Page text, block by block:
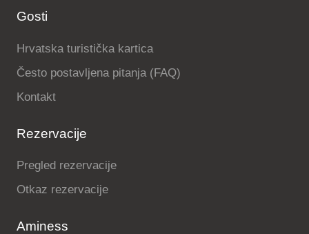
Gosti
Hrvatska turistička kartica
Često postavljena pitanja (FAQ)
Kontakt
Rezervacije
Pregled rezervacije
Otkaz rezervacije
Aminess